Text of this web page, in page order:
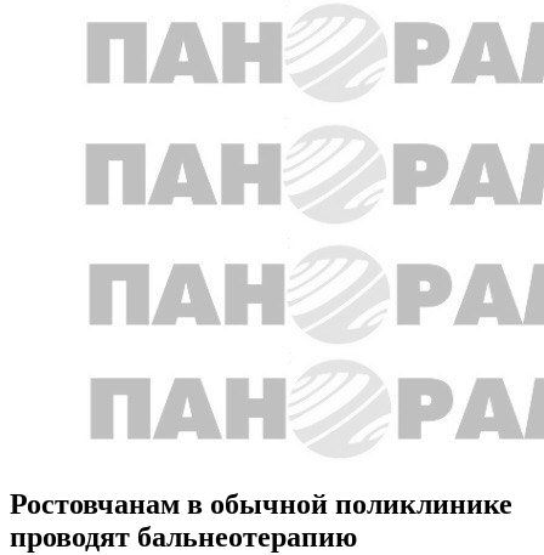
Ростовчанам в обычной поликлинике
проводят бальнеотерапию